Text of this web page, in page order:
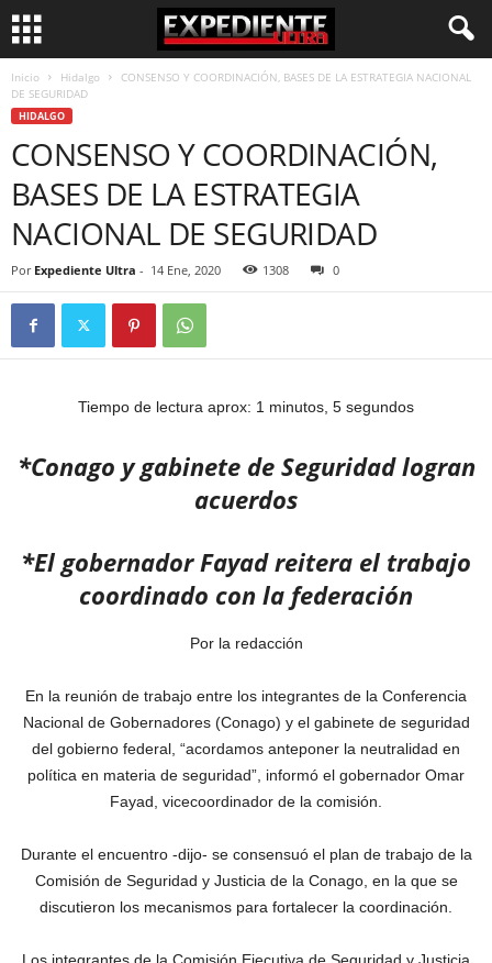
Inicio Hidalgo
CONSENSO Y COORDINACIÓN, BASES DE LA ESTRATEGIA NACIONAL
DE SEGURIDAD
HIDALGO
CONSENSO Y COORDINACIÓN,
BASES DE LA ESTRATEGIA
NACIONAL DE SEGURIDAD
Por Expediente Ultra - 14 Ene, 2020 1308 0
Tiempo de lectura aprox: 1 minutos, 5 segundos
*Conago y gabinete de Seguridad logran
acuerdos
*El gobernador Fayad reitera el trabajo
coordinado con la federación
Por la redacción
En la reunión de trabajo entre los integrantes de la Conferencia
Nacional de Gobernadores (Conago) y el gabinete de seguridad
del gobierno federal, “acordamos anteponer la neutralidad en
política en materia de seguridad”, informó el gobernador Omar
Fayad, vicecoordinador de la comisión.
Durante el encuentro -dijo- se consensuó el plan de trabajo de la
Comisión de Seguridad y Justicia de la Conago, en la que se
discutieron los mecanismos para fortalecer la coordinación.